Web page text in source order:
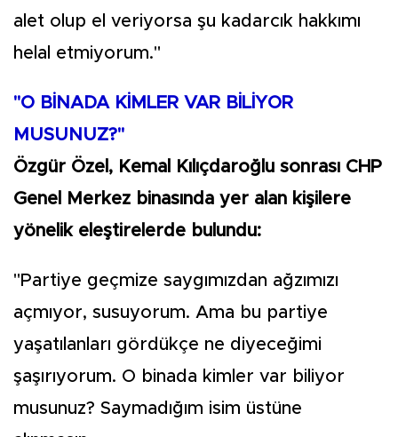
alet olup el veriyorsa şu kadarcık hakkımı
helal etmiyorum."
"O BİNADA KİMLER VAR BİLİYOR
MUSUNUZ?"
Özgür Özel, Kemal Kılıçdaroğlu sonrası CHP
Genel Merkez binasında yer alan kişilere
yönelik eleştirelerde bulundu:
"Partiye geçmize saygımızdan ağzımızı
açmıyor, susuyorum. Ama bu partiye
yaşatılanları gördükçe ne diyeceğimi
şaşırıyorum. O binada kimler var biliyor
musunuz? Saymadığım isim üstüne